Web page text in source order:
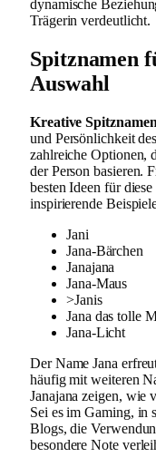
dynamische
Trägerin verdeutlicht.
Spitznamen
Auswahl
Kreative
und Persönlichkeit
zahlreiche Optionen,
der Person basieren.
besten Ideen für
inspirierende
Jani
Jana-Bärchen
Janajana
Jana-Maus
>Janis
Jana das tolle
Jana-Licht
Der Name Jana
häufig mit weiteren
Janajana zeigen, wie
Sei es im Gaming, in
Blogs, die
besondere Note